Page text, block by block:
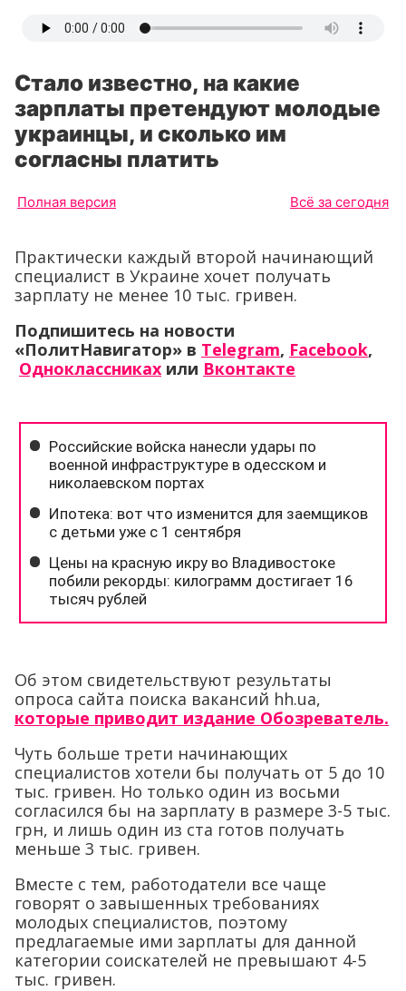
Стало известно, на какие
зарплаты претендуют молодые
украинцы, и сколько им
согласны платить
Полная версия Всё за сегодня
Практически каждый второй начинающий
специалист в Украине хочет получать
зарплату не менее 10 тыс. гривен.
Подпишитесь на новости
«ПолитНавигатор» в Telegram, Facebook,
Одноклассниках или Вконтакте
Об этом свидетельствуют результаты
опроса сайта поиска вакансий hh.ua,
которые приводит издание Обозреватель.
Чуть больше трети начинающих
специалистов хотели бы получать от 5 до 10
тыс. гривен. Но только один из восьми
согласился бы на зарплату в размере 3-5 тыс.
грн, и лишь один из ста готов получать
меньше 3 тыс. гривен.
Вместе с тем, работодатели все чаще
говорят о завышенных требованиях
молодых специалистов, поэтому
предлагаемые ими зарплаты для данной
категории соискателей не превышают 4-5
тыс. гривен.